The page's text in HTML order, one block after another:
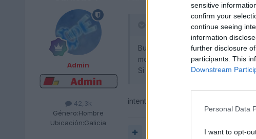
sensitive
confirm your
continue seeing
information
further disclosure
participants. This
Downstream
Personal Data
I want to opt-
Admin
42,3k
Género:Hombre
Ubicación:Galicia
En 30/9/2024 a las 10:30,
Buenas compañeros! Tengo el
motor.
Si alguno de vosotros os ha
intenta realizar un regeneracion